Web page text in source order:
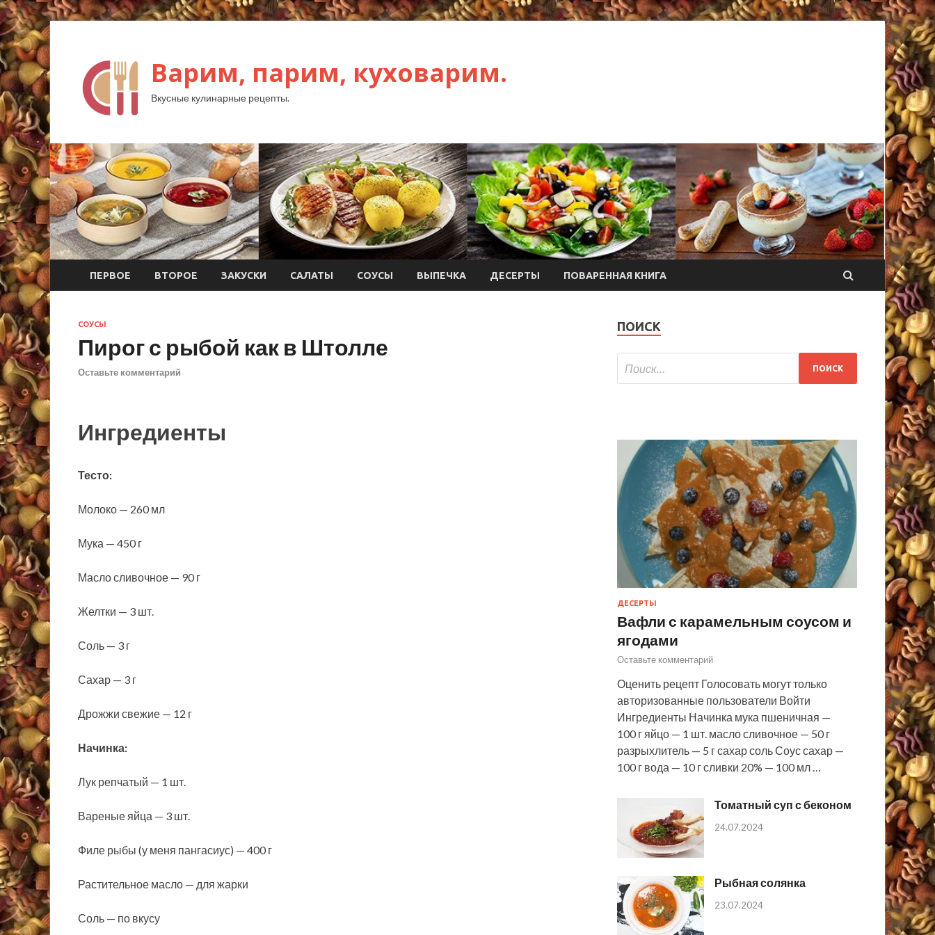
Варим, парим, куховарим.
Вкусные кулинарные рецепты.
ПЕРВОЕ ВТОРОЕ ЗАКУСКИ САЛАТЫ СОУСЫ ВЫПЕЧКА ДЕСЕРТЫ ПОВАРЕННАЯ КНИГА
СОУСЫ
Пирог с рыбой как в Штолле
Оставьте комментарий
Ингредиенты
Тесто:
Молоко — 260 мл
Мука — 450 г
Масло сливочное — 90 г
Желтки — 3 шт.
Соль — 3 г
Сахар — 3 г
Дрожжи свежие — 12 г
Начинка:
Лук репчатый — 1 шт.
Вареные яйца — 3 шт.
Филе рыбы (у меня пангасиус) — 400 г
Растительное масло — для жарки
Соль — по вкусу
ПОИСК
ДЕСЕРТЫ
Вафли с карамельным соусом и
ягодами
Оставьте комментарий
Оценить рецепт Голосовать могут только
авторизованные пользователи Войти
Ингредиенты Начинка мука пшеничная —
100 г яйцо — 1 шт. масло сливочное — 50 г
разрыхлитель — 5 г сахар соль Соус сахар —
100 г вода — 10 г сливки 20% — 100 мл …
Томатный суп с беконом
24.07.2024
Рыбная солянка
23.07.2024